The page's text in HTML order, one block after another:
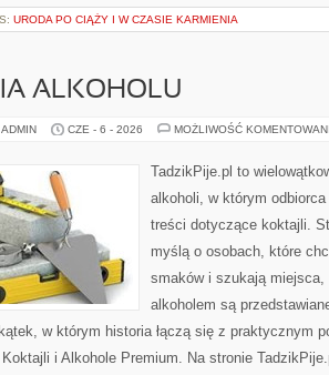
URODA PO CIĄŻY I W CZASIE KARMIENIA
ALKOHOLU
CZE - 6 - 2026 MOŻLIWOŚĆ
TadzikPije.pl to
alkoholi, w którym
treści dotyczące koktajli.
myślą o osobach, które
smaków i szukają
alkoholem są
w którym historia łączą się z praktycznym
i Alkohole Premium. Na stronie